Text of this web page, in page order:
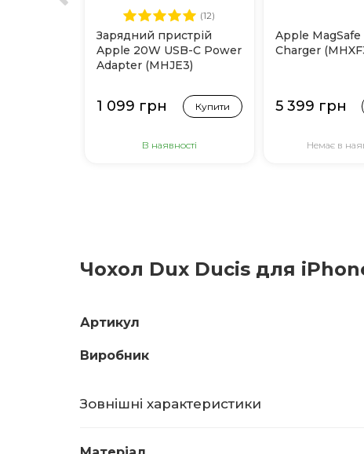
(12)
Зарядний пристрій
Apple 20W USB-C Power
Adapter (MHJE3)
1 099 грн Купити
В наявності
Apple MagSafe
Charger
5 399 грн
Немає в
Чохол Dux Ducis для
Артикул
Виробник
Зовнішні характеристики